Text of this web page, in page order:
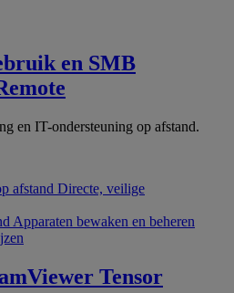
en SMB
en IT-ondersteuning op afstand.
afstand Directe, veilige
Apparaten bewaken en beheren
Tensor